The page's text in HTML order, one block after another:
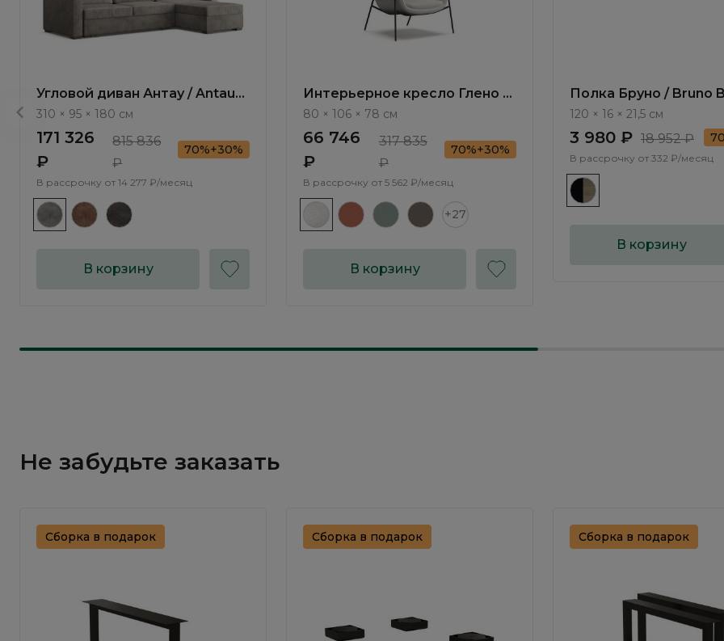
Угловой диван Антау / Antau
ММ111.5 с оттоманкой и
механизмом Тик-Так
310 × 95 × 180 см
171 326
₽
815 836
₽
70%+30%
В рассрочку от 14 277 ₽/месяц
В корзину
Интерьерное кресло Глено /
Gleno ММ107.1
80 × 106 × 78 см
66 746
₽
317 835
₽
70%+30%
В рассрочку от 5 562 ₽/месяц
+27
В корзину
Полка Бруно / Bruno
120 × 16 × 21,5 см
3 980 ₽ 18 952 ₽
В рассрочку от 332 ₽/месяц
В корзину
Не забудьте заказать
Сборка в подарок Сборка в подарок Сборка в подарок